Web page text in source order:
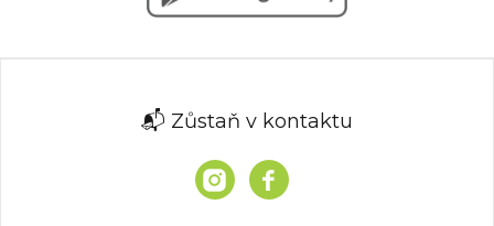
📬 Zůstaň v kontaktu